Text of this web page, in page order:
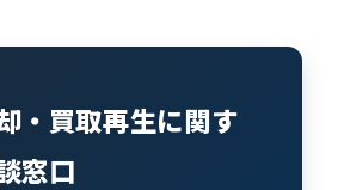
・買取再生に関す
窓口